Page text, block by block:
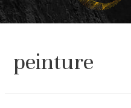
peinture